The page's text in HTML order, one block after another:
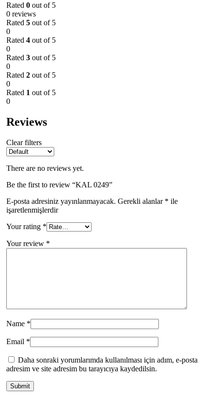
Rated 0 out of 5
0 reviews
Rated 5 out of 5
0
Rated 4 out of 5
0
Rated 3 out of 5
0
Rated 2 out of 5
0
Rated 1 out of 5
0
Reviews
Clear filters
There are no reviews yet.
Be the first to review “KAL 0249”
E-posta adresiniz yayınlanmayacak. Gerekli alanlar * ile
işaretlenmişlerdir
Your rating *
Your review *
Name *
Email *
Daha sonraki yorumlarımda kullanılması için adım, e-posta
adresim ve site adresim bu tarayıcıya kaydedilsin.